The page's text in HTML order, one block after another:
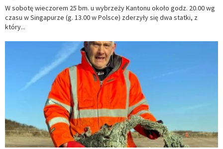
W sobotę wieczorem 25 bm. u wybrzeży Kantonu około godz. 20.00 wg
czasu w Singapurze (g. 13.00 w Polsce) zderzyły się dwa statki, z
który...